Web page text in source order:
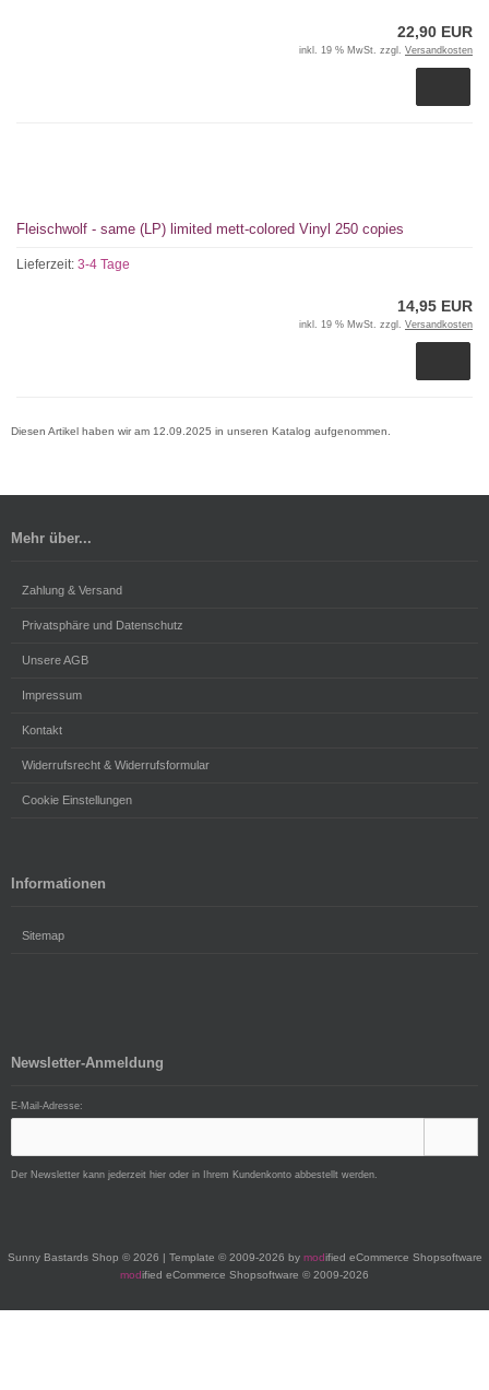
22,90 EUR
inkl. 19 % MwSt. zzgl. Versandkosten
Fleischwolf - same (LP) limited mett-colored Vinyl 250 copies
Lieferzeit: 3-4 Tage
14,95 EUR
inkl. 19 % MwSt. zzgl. Versandkosten
Diesen Artikel haben wir am 12.09.2025 in unseren Katalog aufgenommen.
Mehr über...
Zahlung & Versand
Privatsphäre und Datenschutz
Unsere AGB
Impressum
Kontakt
Widerrufsrecht & Widerrufsformular
Cookie Einstellungen
Informationen
Sitemap
Newsletter-Anmeldung
E-Mail-Adresse:
Der Newsletter kann jederzeit hier oder in Ihrem Kundenkonto abbestellt werden.
Sunny Bastards Shop © 2026 | Template © 2009-2026 by modified eCommerce Shopsoftware
modified eCommerce Shopsoftware © 2009-2026